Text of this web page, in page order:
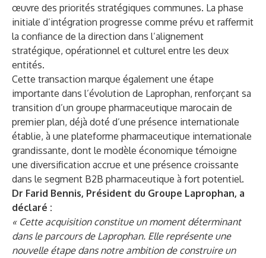
œuvre des priorités stratégiques communes. La phase
initiale d’intégration progresse comme prévu et raffermit
la confiance de la direction dans l’alignement
stratégique, opérationnel et culturel entre les deux
entités.
Cette transaction marque également une étape
importante dans l’évolution de Laprophan, renforçant sa
transition d’un groupe pharmaceutique marocain de
premier plan, déjà doté d’une présence internationale
établie, à une plateforme pharmaceutique internationale
grandissante, dont le modèle économique témoigne
une diversification accrue et une présence croissante
dans le segment B2B pharmaceutique à fort potentiel.
Dr Farid Bennis, Président du Groupe Laprophan, a
déclaré :
« Cette acquisition constitue un moment déterminant
dans le parcours de Laprophan. Elle représente une
nouvelle étape dans notre ambition de construire un